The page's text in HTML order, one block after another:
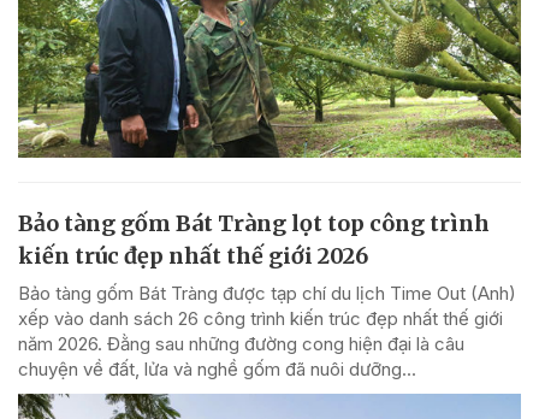
Bảo tàng gốm Bát Tràng lọt top công trình
kiến trúc đẹp nhất thế giới 2026
Bảo tàng gốm Bát Tràng được tạp chí du lịch Time Out (Anh)
xếp vào danh sách 26 công trình kiến trúc đẹp nhất thế giới
năm 2026. Đằng sau những đường cong hiện đại là câu
chuyện về đất, lửa và nghề gốm đã nuôi dưỡng...